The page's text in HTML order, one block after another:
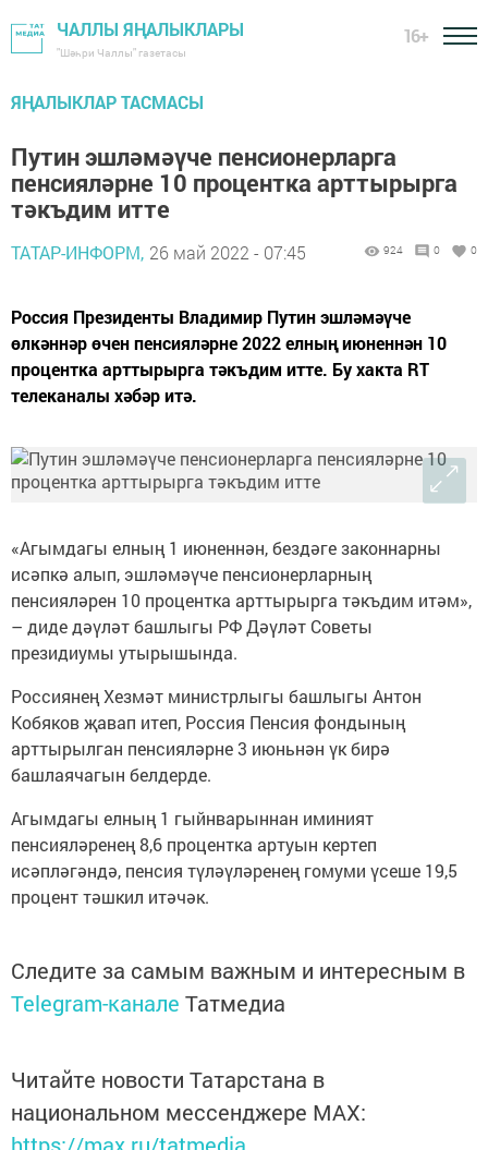
ЧАЛЛЫ ЯҢАЛЫКЛАРЫ
"Шәһри Чаллы" газетасы
16+
ЯҢАЛЫКЛАР ТАСМАСЫ
Путин эшләмәүче пенсионерларга
пенсияләрне 10 процентка арттырырга
тәкъдим итте
ТАТАР-ИНФОРМ, 26 май 2022 - 07:45 924 0 0
Россия Президенты Владимир Путин эшләмәүче
өлкәннәр өчен пенсияләрне 2022 елның июненнән 10
процентка арттырырга тәкъдим итте. Бу хакта RT
телеканалы хәбәр итә.
«Агымдагы елның 1 июненнән, бездәге законнарны
исәпкә алып, эшләмәүче пенсионерларның
пенсияләрен 10 процентка арттырырга тәкъдим итәм»,
– диде дәүләт башлыгы РФ Дәүләт Советы
президиумы утырышында.
Россиянең Хезмәт министрлыгы башлыгы Антон
Кобяков җавап итеп, Россия Пенсия фондының
арттырылган пенсияләрне 3 июньнән үк бирә
башлаячагын белдерде.
Агымдагы елның 1 гыйнварыннан иминият
пенсияләренең 8,6 процентка артуын кертеп
исәпләгәндә, пенсия түләүләренең гомуми үсеше 19,5
процент тәшкил итәчәк.
Следите за самым важным и интересным в
Telegram-канале Татмедиа
Читайте новости Татарстана в
национальном мессенджере MАХ: